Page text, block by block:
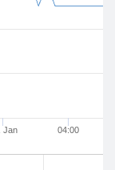
Jan 04:00